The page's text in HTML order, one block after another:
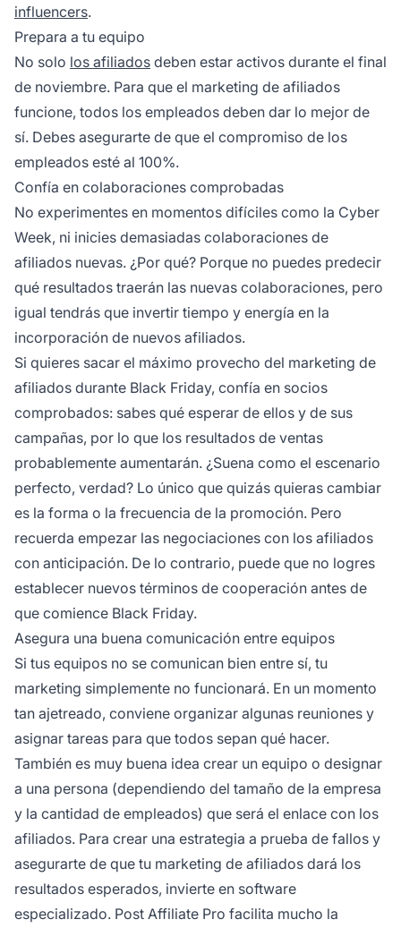
influencers.
Prepara a tu equipo
No solo los afiliados deben estar activos durante el final
de noviembre. Para que el marketing de afiliados
funcione, todos los empleados deben dar lo mejor de
sí. Debes asegurarte de que el compromiso de los
empleados esté al 100%.
Confía en colaboraciones comprobadas
No experimentes en momentos difíciles como la Cyber ​​
Week, ni inicies demasiadas colaboraciones de
afiliados nuevas. ¿Por qué? Porque no puedes predecir
qué resultados traerán las nuevas colaboraciones, pero
igual tendrás que invertir tiempo y energía en la
incorporación de nuevos afiliados.
Si quieres sacar el máximo provecho del marketing de
afiliados durante Black Friday, confía en socios
comprobados: sabes qué esperar de ellos y de sus
campañas, por lo que los resultados de ventas
probablemente aumentarán. ¿Suena como el escenario
perfecto, verdad? Lo único que quizás quieras cambiar
es la forma o la frecuencia de la promoción. Pero
recuerda empezar las negociaciones con los afiliados
con anticipación. De lo contrario, puede que no logres
establecer nuevos términos de cooperación antes de
que comience Black Friday.
Asegura una buena comunicación entre equipos
Si tus equipos no se comunican bien entre sí, tu
marketing simplemente no funcionará. En un momento
tan ajetreado, conviene organizar algunas reuniones y
asignar tareas para que todos sepan qué hacer.
También es muy buena idea crear un equipo o designar
a una persona (dependiendo del tamaño de la empresa
y la cantidad de empleados) que será el enlace con los
afiliados. Para crear una estrategia a prueba de fallos y
asegurarte de que tu marketing de afiliados dará los
resultados esperados, invierte en software
especializado. Post Affiliate Pro facilita mucho la